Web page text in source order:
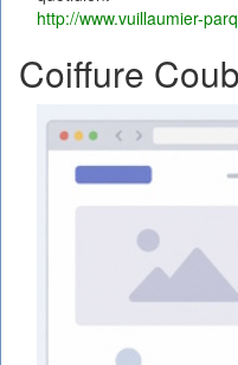
http://www.vuillaumier-
Coiffure